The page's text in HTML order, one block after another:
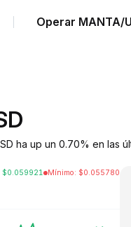
Operar MANTA/
ha up un 0.70% en las
$0.059921 Mínimo: $0.055780